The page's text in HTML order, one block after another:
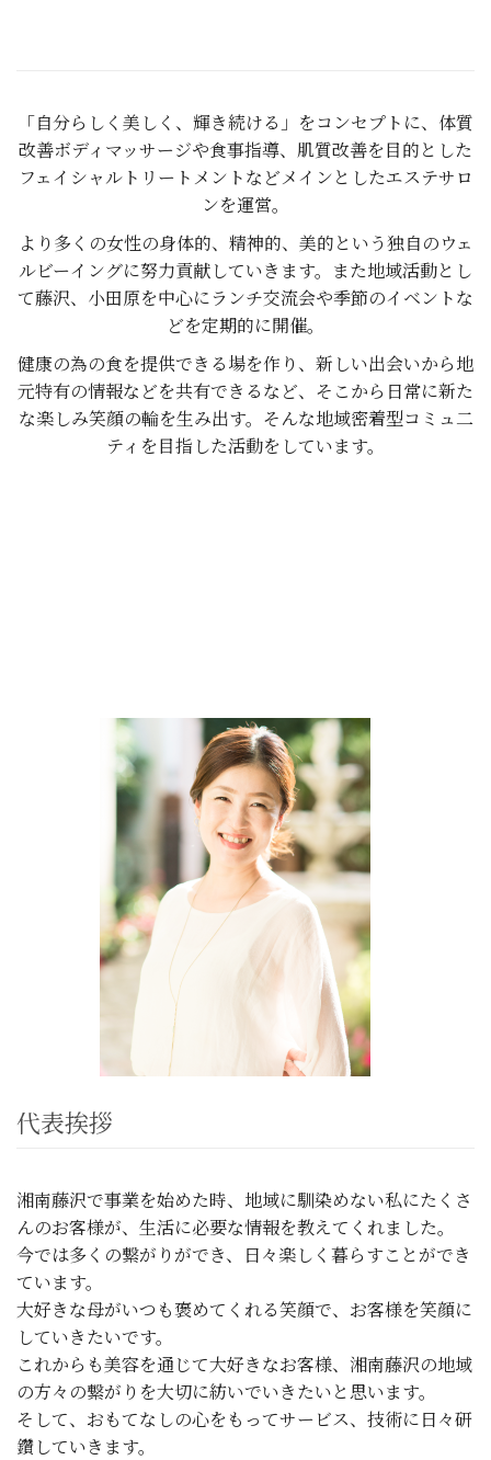
「自分らしく美しく、輝き続ける」をコンセプトに、体質
改善ボディマッサージや食事指導、肌質改善を目的とした
フェイシャルトリートメントなどメインとしたエステサロ
ンを運営。
より多くの女性の身体的、精神的、美的という独自のウェ
ルビーイングに努力貢献していきます。また地域活動とし
て藤沢、小田原を中心にランチ交流会や季節のイベントな
どを定期的に開催。
健康の為の食を提供できる場を作り、新しい出会いから地
元特有の情報などを共有できるなど、そこから日常に新た
な楽しみ笑顔の輪を生み出す。そんな地域密着型コミュ二
ティを目指した活動をしています。
代表挨拶
湘南藤沢で事業を始めた時、地域に馴染めない私にたくさ
んのお客様が、生活に必要な情報を教えてくれました。
今では多くの繋がりができ、日々楽しく暮らすことができ
ています。
大好きな母がいつも褒めてくれる笑顔で、お客様を笑顔に
していきたいです。
これからも美容を通じて大好きなお客様、湘南藤沢の地域
の方々の繋がりを大切に紡いでいきたいと思います。
そして、おもてなしの心をもってサービス、技術に日々研
鑽していきます。